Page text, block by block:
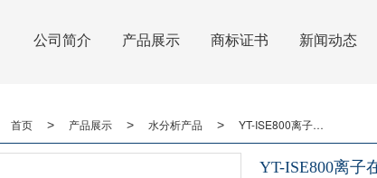
公司简介 产品展示 商标证书 新闻动态
首页 > 产品展示 > 水分析产品 > YT-ISE800离子在线分析仪
YT-ISE800离子